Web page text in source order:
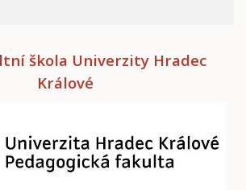
škola Univerzity Hradec
Králové